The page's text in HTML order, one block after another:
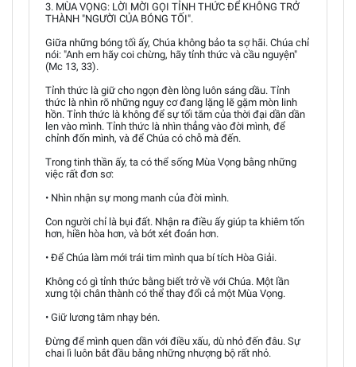
3. MÙA VỌNG: LỜI MỜI GỌI TỈNH THỨC ĐỂ KHÔNG TRỞ
THÀNH "NGƯỜI CỦA BÓNG TỐI".
Giữa những bóng tối ấy, Chúa không bảo ta sợ hãi. Chúa chỉ
nói: "Anh em hãy coi chừng, hãy tỉnh thức và cầu nguyện"
(Mc 13, 33).
Tỉnh thức là giữ cho ngọn đèn lòng luôn sáng dầu. Tỉnh
thức là nhìn rõ những nguy cơ đang lặng lẽ gặm mòn linh
hồn. Tỉnh thức là không để sự tối tăm của thời đại dần dần
len vào mình. Tỉnh thức là nhìn thẳng vào đời mình, để
chỉnh đốn mình, và để Chúa có chỗ mà đến.
Trong tinh thần ấy, ta có thể sống Mùa Vọng bằng những
việc rất đơn sơ:
• Nhìn nhận sự mong manh của đời mình.
Con người chỉ là bụi đất. Nhận ra điều ấy giúp ta khiêm tốn
hơn, hiền hòa hơn, và bớt xét đoán hơn.
• Để Chúa làm mới trái tim mình qua bí tích Hòa Giải.
Không có gì tỉnh thức bằng biết trở về với Chúa. Một lần
xưng tội chân thành có thể thay đổi cả một Mùa Vọng.
• Giữ lương tâm nhạy bén.
Đừng để mình quen dần với điều xấu, dù nhỏ đến đâu. Sự
chai lì luôn bắt đầu bằng những nhượng bộ rất nhỏ.